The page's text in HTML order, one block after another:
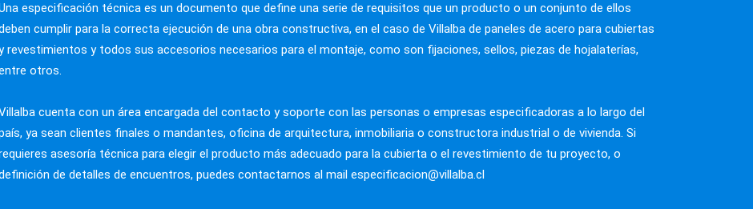
PERFORADOS
ACEROS IMPRESOS
especificación técnica es un documento que define una serie de requisitos que un producto o un conjunto de ellos
cumplir para la correcta ejecución de una obra constructiva, en el caso de Villalba de paneles de acero para cubiertas
revestimientos y todos sus accesorios necesarios para el montaje, como son fijaciones, sellos, piezas de hojalaterías,
otros.
cuenta con un área encargada del contacto y soporte con las personas o empresas especificadoras a lo largo del
ya sean clientes finales o mandantes, oficina de arquitectura, inmobiliaria o constructora industrial o de vivienda. Si
asesoría técnica para elegir el producto más adecuado para la cubierta o el revestimiento de tu proyecto, o
de detalles de encuentros, puedes contactarnos al mail especificacion@villalba.cl